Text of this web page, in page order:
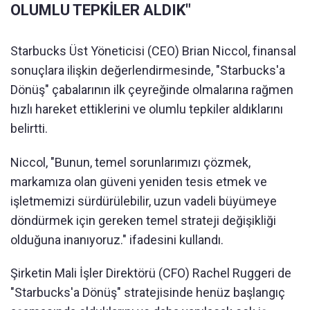
OLUMLU TEPKİLER ALDIK"
Starbucks Üst Yöneticisi (CEO) Brian Niccol, finansal
sonuçlara ilişkin değerlendirmesinde, "Starbucks'a
Dönüş" çabalarının ilk çeyreğinde olmalarına rağmen
hızlı hareket ettiklerini ve olumlu tepkiler aldıklarını
belirtti.
Niccol, "Bunun, temel sorunlarımızı çözmek,
markamıza olan güveni yeniden tesis etmek ve
işletmemizi sürdürülebilir, uzun vadeli büyümeye
döndürmek için gereken temel strateji değişikliği
olduğuna inanıyoruz." ifadesini kullandı.
Şirketin Mali İşler Direktörü (CFO) Rachel Ruggeri de
"Starbucks'a Dönüş" stratejisinde henüz başlangıç